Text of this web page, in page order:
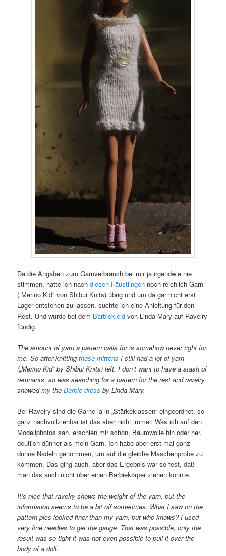
Da die Angaben zum Garnverbrauch bei mir ja irgendwie nie
stimmen, hatte ich nachdiesen Fäustlingen noch reichlich Garn
(„Merino Kid“ von Shibui Knits) übrig und um da gar nicht erst
Lager entstehen zu lassen, suchte ich eine Anleitung für den
Rest. Und wurde bei dem Barbiekleid von Linda Mary auf Ravelry
fündig.
The amount of yarn a pattern calls for is somehow never right for
me. So after knittingthese mittens I still had a lot of yarn
(„Merino Kid“ by Shibui Knits) left. I don’t want to have a stash of
remnants, so was searching for a pattern for the rest and ravelry
showed my theBarbie dress by Linda Mary.
Bei Ravelry sind die Garne ja in „Stärkeklassen“ eingeordnet, so
ganz nachvollziehbar ist das aber nicht immer. Was ich auf den
Modellphotos sah, erschien mir schon, Baumwolle hin oder her,
deutlich dünner als mein Garn. Ich habe aber erst mal ganz
dünne Nadeln genommen, um auf die gleiche Maschenprobe zu
kommen. Das ging auch, aber das Ergebnis war so fest, daß
man das auch nicht über einen Barbiekörper ziehen konnte.
It’s nice that ravelry shows the weight of the yarn, but the
information seems to be a bit off sometimes. What I saw on the
pattern pics looked finer than my yarn, but who knows? I used
very fine needles to get the gauge. That was possible, only the
result was so tight it was not even possible to pull it over the
body of a doll.